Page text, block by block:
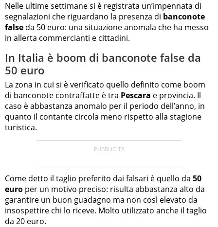
Nelle ultime settimane si è registrata un’impennata di
segnalazioni che riguardano la presenza di banconote
false da 50 euro: una situazione anomala che ha messo
in allerta commercianti e cittadini.
In Italia è boom di banconote false da
50 euro
La zona in cui si è verificato quello definito come boom
di banconote contraffatte è tra Pescara e provincia. Il
caso è abbastanza anomalo per il periodo dell’anno, in
quanto il contante circola meno rispetto alla stagione
turistica.
Come detto il taglio preferito dai falsari è quello da 50
euro per un motivo preciso: risulta abbastanza alto da
garantire un buon guadagno ma non così elevato da
insospettire chi lo riceve. Molto utilizzato anche il taglio
da 20 euro.